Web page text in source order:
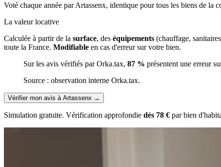
Voté chaque année par Artassenx, identique pour tous les biens de la
La valeur locative
Calculée à partir de la surface, des équipements (chauffage,
toute la France. Modifiable en cas d'erreur sur votre bien.
Sur les avis vérifiés par Orka.tax, 87 % présentent une erreur
Source : observation interne Orka.tax.
Vérifier mon avis à Artassenx →
Simulation gratuite. Vérification approfondie dès 78 € par bien